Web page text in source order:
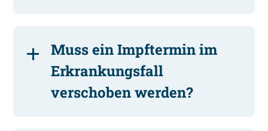
Muss ein Impftermin im
Erkrankungsfall
verschoben werden?